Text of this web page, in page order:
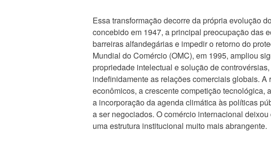
Essa transformação decorre da própria evolução
concebido em 1947, a principal preocupação das
barreiras alfandegárias e impedir o retorno do
Mundial do Comércio (OMC), em 1995, ampliou
propriedade intelectual e solução de
indefinidamente as relações comerciais globais.
econômicos, a crescente competição
a incorporação da agenda climática às políticas
a ser negociados. O comércio internacional
uma estrutura institucional muito mais abrangente.